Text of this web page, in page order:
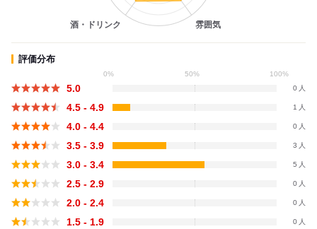
雰囲気
酒・ドリンク
評価分布
0% 50% 100%
5.0 0
4.5 - 4.9 1
4.0 - 4.4 0
3.5 - 3.9 3
3.0 - 3.4 5
2.5 - 2.9 0
2.0 - 2.4 0
1.5 - 1.9 0